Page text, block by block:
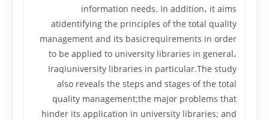
information needs. In addition، it aims
atidentifying the principles of the total quality
management and its basicrequirements in order
to be applied to university libraries in general،
Iraqiuniversity libraries in particular.The study
also reveals the steps and stages of the total
quality management;the major problems that
hinder its application in university libraries; and